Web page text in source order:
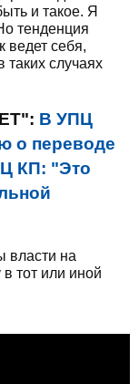
и такое. Я
тенденция
ведет себя,
таких случаях
В УПЦ
о переводе
КП: "Это
власти на
тот или иной